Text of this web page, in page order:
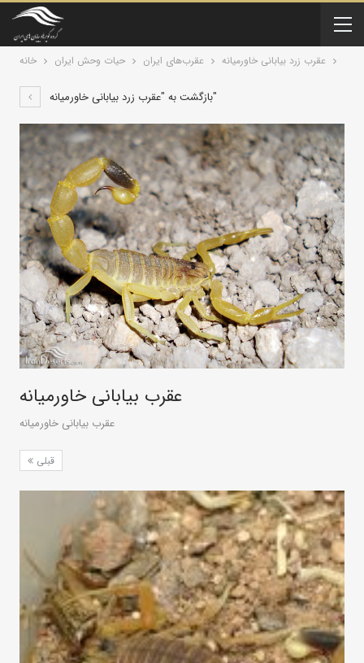
خانه حیات وحش ایران عقرب‌های ایران عقرب زرد بیابانی خاورمیانه
بازگشت به "عقرب زرد بیابانی خاورمیانه"
عقرب بیابانی خاورمیانه
عقرب بیابانی خاورمیانه
قبلی